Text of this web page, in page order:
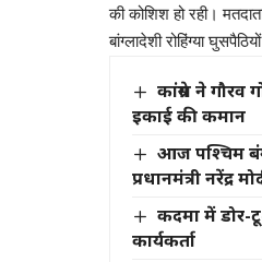
की कोशिश हो रही।
बांग्लादेशी रोहिंग्या
कांग्रेस ने
इकाई की कमान
आज पश्चिम
प्रधानमंत्री नरेंद्र
कदमा में डोर-
कार्यकर्ता